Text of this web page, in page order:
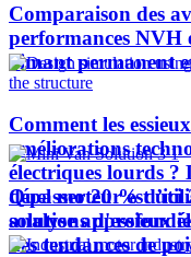
Comparaison des
performances NVH
aimant permanent
Comment les
améliorations
électriques lourds
dépasser 20 %
solutions d'essieux
Quel moteur est
analyse
des tendances de